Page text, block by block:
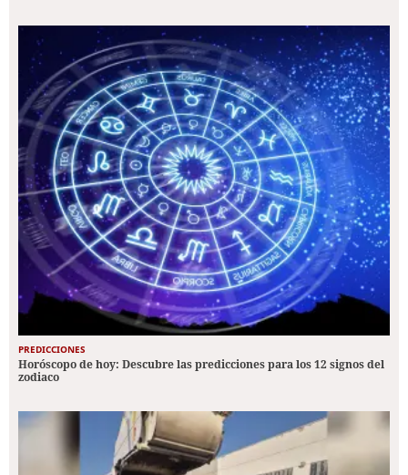
PREDICCIONES
Horóscopo de hoy: Descubre las predicciones para los 12 signos del
zodiaco